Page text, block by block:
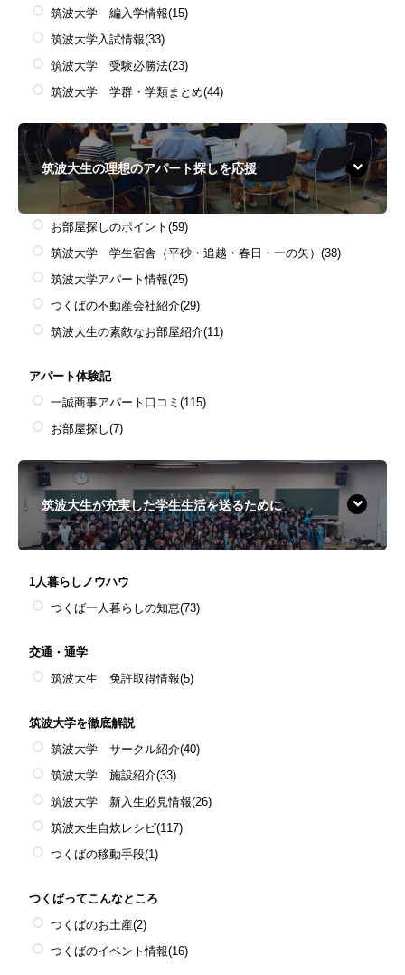
筑波大学 編入学情報(15)
筑波大学入試情報(33)
筑波大学 受験必勝法(23)
筑波大学 学群・学類まとめ(44)
筑波大生の理想のアパート探しを応援
お部屋探しのポイント (59)
筑波大学 学生宿舎（平砂・追越・春日・一の矢） (38)
筑波大学アパート情報(25)
つくばの不動産会社紹介(29)
筑波大生の素敵なお部屋紹介(11)
アパート体験記
一誠商事アパート口コミ (115)
お部屋探し(7)
筑波大生が充実した学生生活を送るために
1人暮らしノウハウ
つくば一人暮らしの知恵(73)
交通・通学
筑波大生 免許取得情報(5)
筑波大学を徹底解説
筑波大学 サークル紹介(40)
筑波大学 施設紹介(33)
筑波大学 新入生必見情報(26)
筑波大生自炊レシピ(117)
つくばの移動手段(1)
つくばってこんなところ
つくばのお土産(2)
つくばのイベント情報(16)